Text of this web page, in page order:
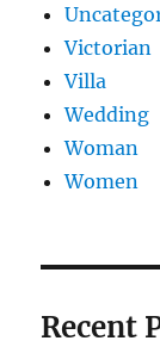
Victorian
Villa
Wedding
Woman
Women
Recent